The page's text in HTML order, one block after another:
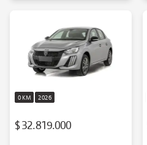
0 KM 2026
$ 32.819.000